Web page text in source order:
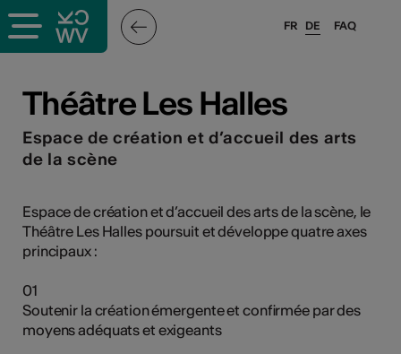
FAQ
FR DE
Théâtre Les Halles
Espace de création et d’accueil des arts
de la scène
Espace de création et d’accueil des arts de la scène, le
Théâtre Les Halles poursuit et développe quatre axes
principaux :
01
Soutenir la création émergente et confirmée par des
moyens adéquats et exigeants